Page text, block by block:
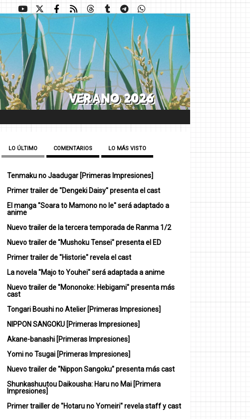
LO ÚLTIMO COMENTARIOS LO MÁS VISTO
Tenmaku no Jaadugar [Primeras Impresiones]
Primer trailer de "Dengeki Daisy" presenta el cast
El manga "Soara to Mamono no Ie" será adaptado a
anime
Nuevo trailer de la tercera temporada de Ranma 1/2
Nuevo trailer de "Mushoku Tensei" presenta el ED
Primer trailer de "Historie" revela el cast
La novela "Majo to Youhei" será adaptada a anime
Nuevo trailer de "Mononoke: Hebigami" presenta más
cast
Tongari Boushi no Atelier [Primeras Impresiones]
NIPPON SANGOKU [Primeras Impresiones]
Akane-banashi [Primeras Impresiones]
Yomi no Tsugai [Primeras Impresiones]
Nuevo trailer de "Nippon Sangoku" presenta más cast
Shunkashuutou Daikousha: Haru no Mai [Primera
Impresiones]
Primer trailler de "Hotaru no Yomeiri" revela staff y cast